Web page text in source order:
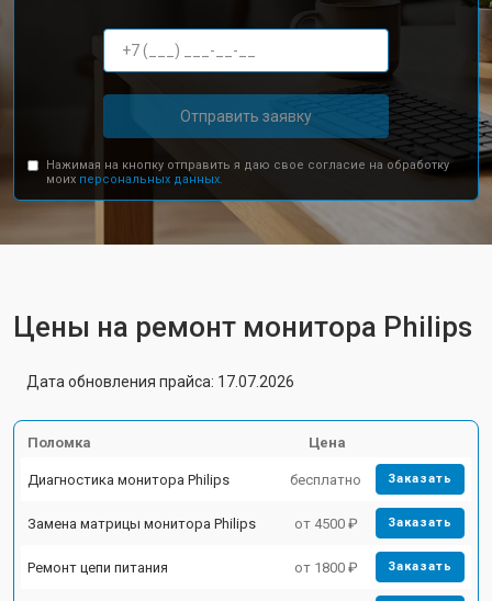
Отправить заявку
Нажимая на кнопку отправить я даю свое согласие на обработку
моих персональных данных.
Цены на ремонт монитора Philips
Дата обновления прайса: 17.07.2026
Поломка Цена
Диагностика монитора Philips бесплатно Заказать
Замена матрицы монитора Philips от 4500 ₽ Заказать
Ремонт цепи питания от 1800 ₽ Заказать